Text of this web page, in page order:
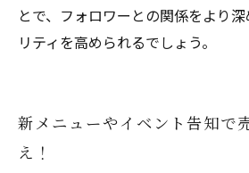
とで、フォロワーとの関係をより
リティを高められるでしょう。
新メニューやイベント告知で
え！